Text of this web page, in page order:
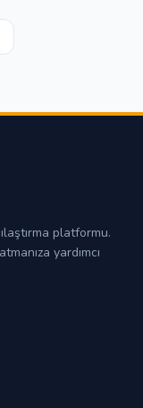
platformu.
yardımcı